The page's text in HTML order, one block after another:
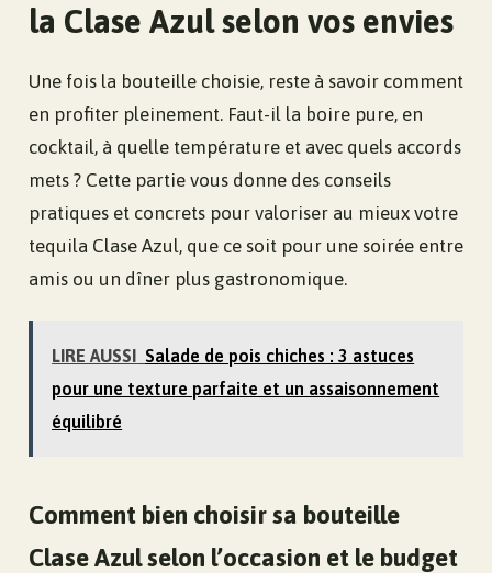
la Clase Azul selon vos envies
Une fois la bouteille choisie, reste à savoir comment
en profiter pleinement. Faut-il la boire pure, en
cocktail, à quelle température et avec quels accords
mets ? Cette partie vous donne des conseils
pratiques et concrets pour valoriser au mieux votre
tequila Clase Azul, que ce soit pour une soirée entre
amis ou un dîner plus gastronomique.
LIRE AUSSI Salade de pois chiches : 3 astuces
pour une texture parfaite et un assaisonnement
équilibré
Comment bien choisir sa bouteille
Clase Azul selon l’occasion et le budget